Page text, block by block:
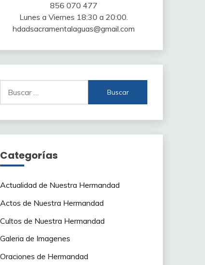
856 070 477
Lunes a Viernes 18:30 a 20:00.
hdadsacramentalaguas@gmail.com
Categorías
Actualidad de Nuestra Hermandad
Actos de Nuestra Hermandad
Cultos de Nuestra Hermandad
Galeria de Imagenes
Oraciones de Hermandad